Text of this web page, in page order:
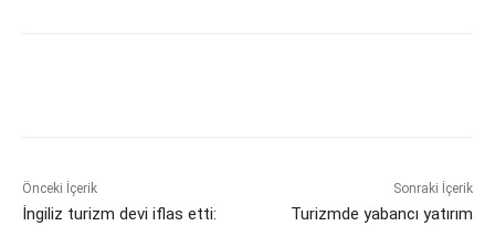
Önceki İçerik
İngiliz turizm devi iflas etti:
Sonraki İçerik
Turizmde yabancı yatırım